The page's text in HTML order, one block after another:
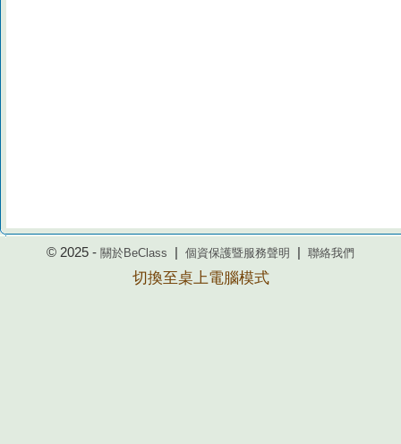
© 2025 - 關於BeClass 個資保護暨服務聲明 聯絡我們
切換至桌上電腦模式